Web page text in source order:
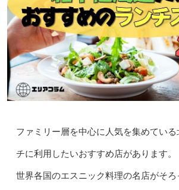
ファミリー層を中心に人気を集めてい
チに利用したいおすすめ店があります。
世界各国のエスニック料理の名店がそ